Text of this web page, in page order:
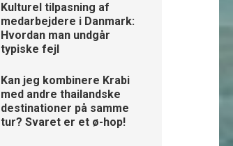
Kulturel tilpasning af
medarbejdere i Danmark:
Hvordan man undgår
typiske fejl
Kan jeg kombinere Krabi
med andre thailandske
destinationer på samme
tur? Svaret er et ø-hop!